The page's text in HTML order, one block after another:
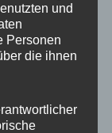
der Tag,
Smith
im
und
Personen
die ihnen